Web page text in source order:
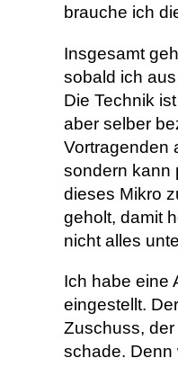
brauche ich
Insgesamt
sobald ich
Die Technik
aber selber
Vortragenden
sondern kann
dieses Mikro
geholt, damit
nicht alles
Ich habe eine
eingestellt.
Zuschuss,
schade. Denn